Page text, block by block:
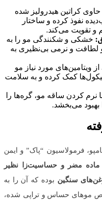
حاوی کراتین هیدرولیز شده
نفوذ کرده و ساختار
و تقویت می‌کند.
خشکی و شکنندگی مو را به
لطافت و نرمی بی‌نظیری به
ویتامین‌های مورد نیاز مو
کمک کرده و به سلامت
نرم کردن ساقه مو، گره‌ها را
بهبود می‌بخشد.
فرمولاسیون “پاک” و ایمن
ماده مضر و حساسیت‌زا نظیر
سنگین بوده که آن را به
موهای حساس و تراپی شده،